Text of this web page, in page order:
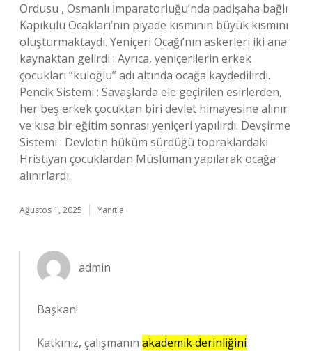
Ordusu , Osmanlı İmparatorluğu’nda padişaha bağlı
Kapıkulu Ocakları’nın piyade kısmının büyük kısmını
oluşturmaktaydı. Yeniçeri Ocağı’nın askerleri iki ana
kaynaktan gelirdi : Ayrıca, yeniçerilerin erkek
çocukları “kuloğlu” adı altında ocağa kaydedilirdi.
Pencik Sistemi : Savaşlarda ele geçirilen esirlerden,
her beş erkek çocuktan biri devlet himayesine alınır
ve kısa bir eğitim sonrası yeniçeri yapılırdı. Devşirme
Sistemi : Devletin hüküm sürdüğü topraklardaki
Hristiyan çocuklardan Müslüman yapılarak ocağa
alınırlardı..
Ağustos 1, 2025 Yanıtla
admin
Başkan!
Katkınız, çalışmanın akademik derinliğini